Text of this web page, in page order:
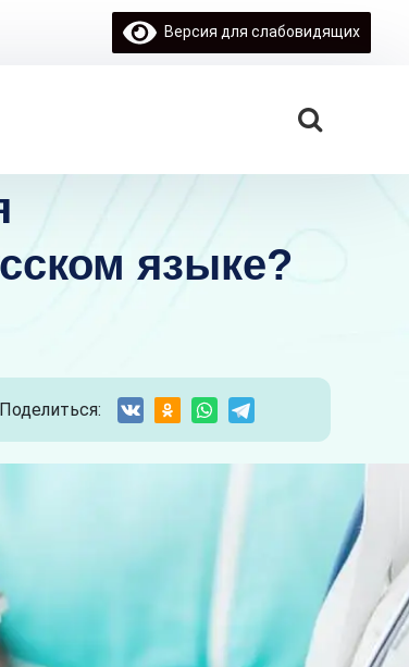
Версия для слабовидящих
языке?
Поделиться: